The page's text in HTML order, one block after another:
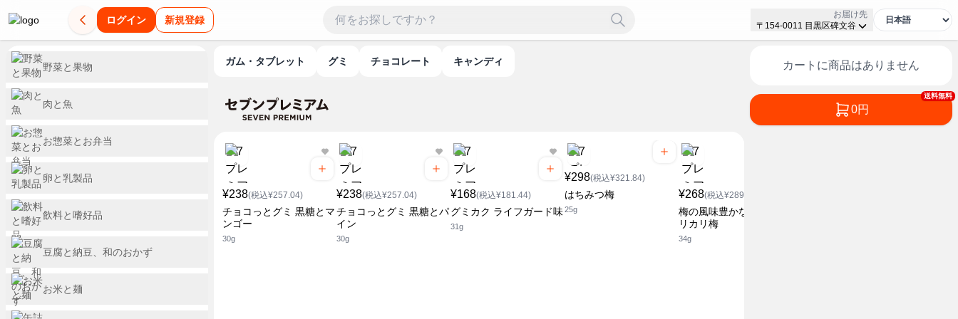
ログイン 新規登録
お届け先
〒154-0011 目黒区碑文谷
ガム・タブレット グミ チョコレート キャンディ
¥238(税込¥257.04)
チョコっとグミ 黒糖とマ
ンゴー
30g
¥238(税込¥257.04)
チョコっとグミ 黒糖とパ
イン
30g
¥168(税込¥181.44)
グミカク ライフガード味
31g
¥298(税込¥321.84)
はちみつ梅
25g
¥268(税込¥289.44)
梅の風味豊かな種抜きカ
リカリ梅
34g
カートに商品はありません
送料無料
0円
野菜と果物
肉と魚
お惣菜とお弁当
卵と乳製品
飲料と嗜好品
豆腐と納豆、和のおかず
お米と麺